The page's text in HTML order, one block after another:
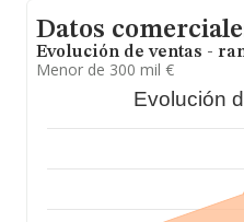
Datos
Evolución de ventas -
Menor de 300 mil €
Evolución